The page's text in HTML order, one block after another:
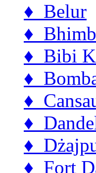
♦ Belur
♦
♦ Bibi
♦
♦
♦
♦
♦ Fort